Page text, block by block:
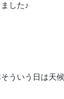
した♪
ういう日は天